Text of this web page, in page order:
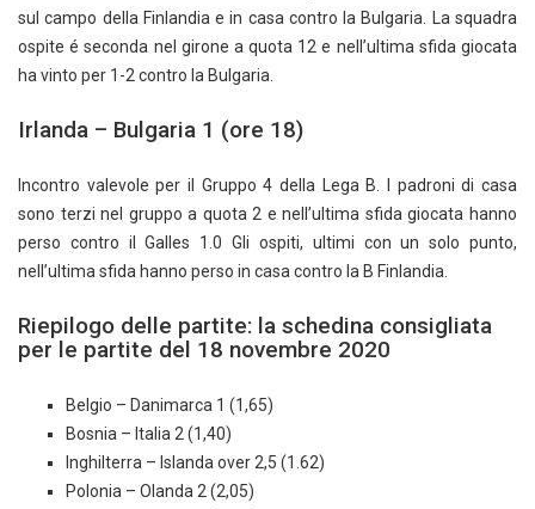
sul campo della Finlandia e in casa contro la Bulgaria. La squadra
ospite é seconda nel girone a quota 12 e nell’ultima sfida giocata
ha vinto per 1-2 contro la Bulgaria.
Irlanda – Bulgaria 1 (ore 18)
Incontro valevole per il Gruppo 4 della Lega B. I padroni di casa
sono terzi nel gruppo a quota 2 e nell’ultima sfida giocata hanno
perso contro il Galles 1.0 Gli ospiti, ultimi con un solo punto,
nell’ultima sfida hanno perso in casa contro la B Finlandia.
Riepilogo delle partite: la schedina consigliata
per le partite del 18 novembre 2020
Belgio – Danimarca 1 (1,65)
Bosnia – Italia 2 (1,40)
Inghilterra – Islanda over 2,5 (1.62)
Polonia – Olanda 2 (2,05)